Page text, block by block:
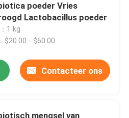
poeder Vries
Lactobacillus poeder
1 kg
$20.00 - $60.00
Contacteer ons
mengsel van